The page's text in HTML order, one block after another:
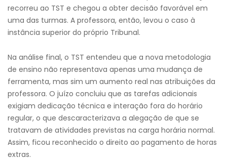
recorreu ao TST e chegou a obter decisão favorável em
uma das turmas. A professora, então, levou o caso à
instância superior do próprio Tribunal.
Na análise final, o TST entendeu que a nova metodologia
de ensino não representava apenas uma mudança de
ferramenta, mas sim um aumento real nas atribuições da
professora. O juízo concluiu que as tarefas adicionais
exigiam dedicação técnica e interação fora do horário
regular, o que descaracterizava a alegação de que se
tratavam de atividades previstas na carga horária normal.
Assim, ficou reconhecido o direito ao pagamento de horas
extras.